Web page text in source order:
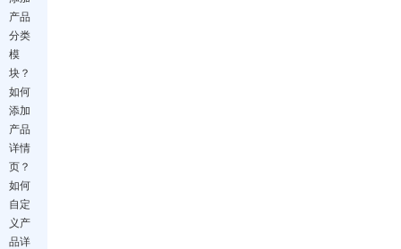
产品
分类
模
块？
如何
添加
产品
详情
页？
如何
自定
义产
品详